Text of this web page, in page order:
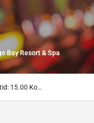
Bay Resort & Spa
Incheckningstid: 15.00 Kontrolltid: 12.00